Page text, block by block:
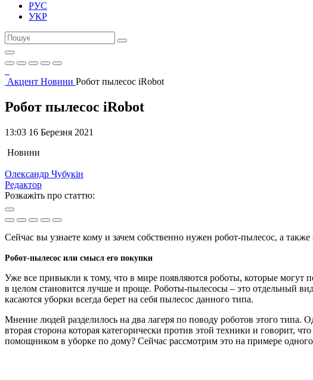
РУС
УКР
Акцент Новини Робот пылесос iRobot
Робот пылесос iRobot
13:03 16 Березня 2021
Новини
Олександр Чубукін
Редактор
Розкажіть про статтю:
Сейчас вы узнаете кому и зачем собственно нужен робот-пылесос, а
Робот-пылесос или смысл его покупки
Уже все привыкли к тому, что в мире появляются роботы, которые
в целом становится лучше и проще. Роботы-пылесосы – это отдельный
касаются уборки всегда берет на себя пылесос данного типа.
Мнение людей разделилось на два лагеря по поводу роботов этого типа.
вторая сторона которая категорически против этой техники и говорит,
помощником в уборке по дому? Сейчас рассмотрим это на примере одного